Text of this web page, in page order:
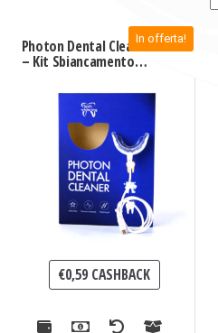
Photon Dental Cleaner
– Kit Sbiancamento
In offerta!
€0,59 CASHBACK